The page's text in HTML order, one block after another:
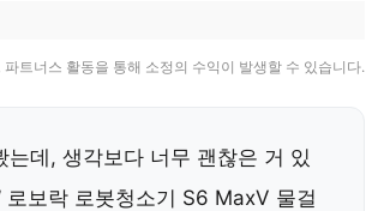
파트너스 활동을 통해 소정의 수익이 발생할 수 있습니다.
데, 생각보다 너무 괜찮은 거 있
로보락 로봇청소기 S6 MaxV 물걸